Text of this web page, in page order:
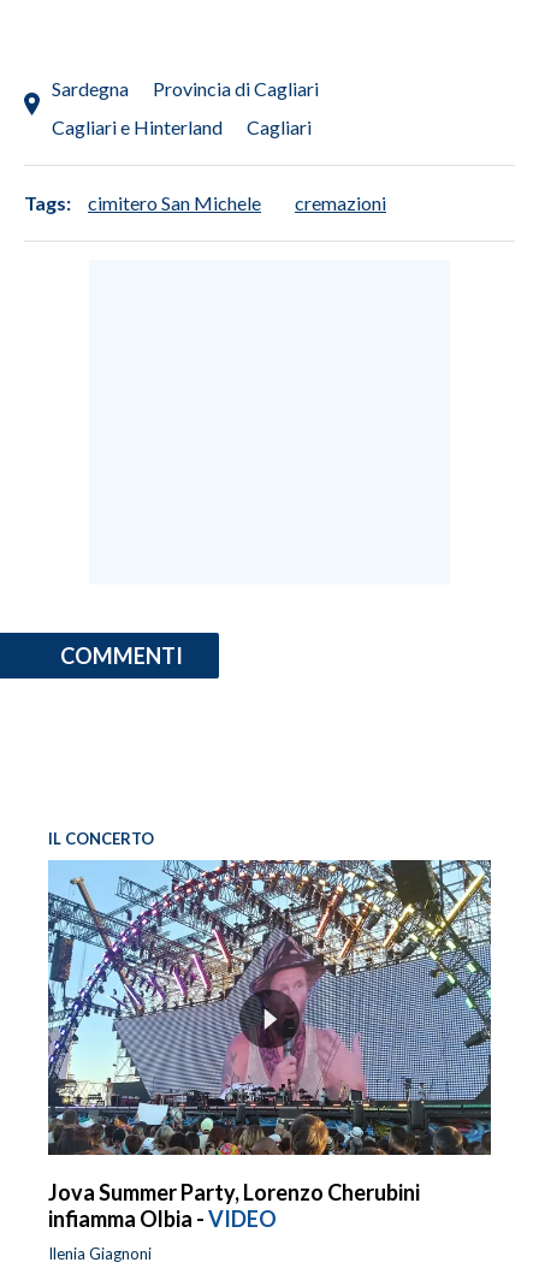
Sardegna
Provincia di Cagliari
Cagliari e Hinterland
Cagliari
Tags: cimitero San Michele cremazioni
COMMENTI
IL CONCERTO
Jova Summer Party, Lorenzo Cherubini
infiamma Olbia -VIDEO
Ilenia Giagnoni